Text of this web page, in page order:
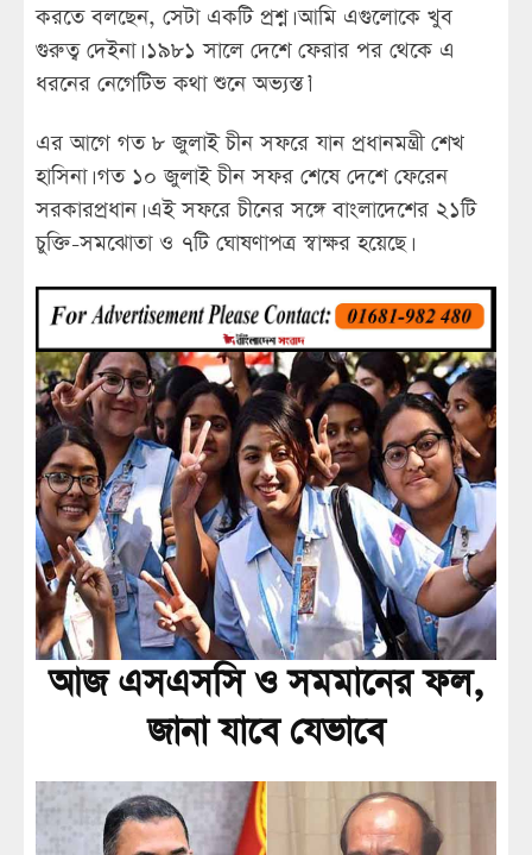
করতে বলছেন, সেটা একটি প্রশ্ন। আমি এগুলোকে খুব
গুরুত্ব দেইনা। ১৯৮১ সালে দেশে ফেরার পর থেকে এ
ধরনের নেগেটিভ কথা শুনে অভ্যস্ত।’
এর আগে গত ৮ জুলাই চীন সফরে যান প্রধানমন্ত্রী শেখ
হাসিনা। গত ১০ জুলাই চীন সফর শেষে দেশে ফেরেন
সরকারপ্রধান। এই সফরে চীনের সঙ্গে বাংলাদেশের ২১টি
চুক্তি-সমঝোতা ও ৭টি ঘোষণাপত্র স্বাক্ষর হয়েছে।
আজ এসএসসি ও সমমানের ফল,
জানা যাবে যেভাবে